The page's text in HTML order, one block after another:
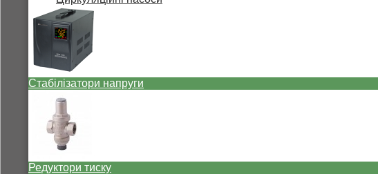
Стабілізатори напруги
Редуктори тиску